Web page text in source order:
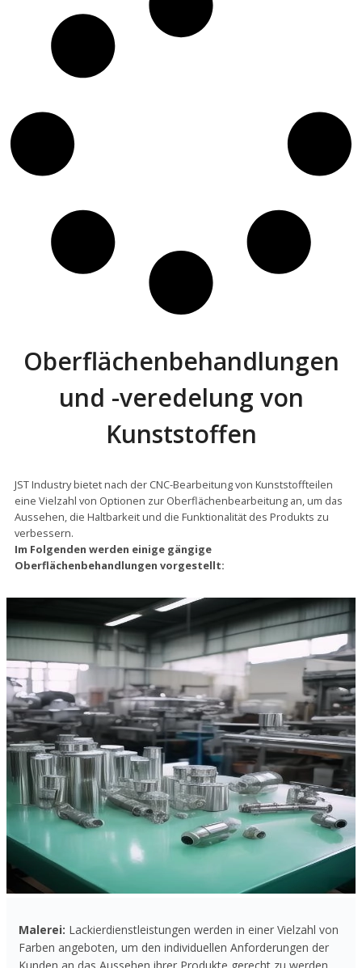
Oberflächenbehandlungen
und -veredelung von
Kunststoffen
JST Industry bietet nach der CNC-Bearbeitung von Kunststoffteilen
eine Vielzahl von Optionen zur Oberflächenbearbeitung an, um das
Aussehen, die Haltbarkeit und die Funktionalität des Produkts zu
verbessern.
Im Folgenden werden einige gängige
Oberflächenbehandlungen vorgestellt:
Malerei: Lackierdienstleistungen werden in einer Vielzahl von
Farben angeboten, um den individuellen Anforderungen der